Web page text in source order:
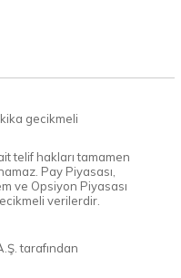
gecikmeli
telif hakları tamamen
Pay Piyasası,
ve Opsiyon Piyasası
verilerdir.
tarafından